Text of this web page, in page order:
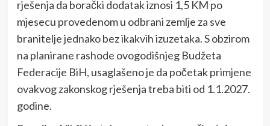
rješenja da borački dodatak iznosi 1,5 KM po
mjesecu provedenom u odbrani zemlje za sve
branitelje jednako bez ikakvih izuzetaka. S obzirom
na planirane rashode ovogodišnjeg Budžeta
Federacije BiH, usaglašeno je da početak primjene
ovakvog zakonskog rješenja treba biti od 1.1.2027.
godine.